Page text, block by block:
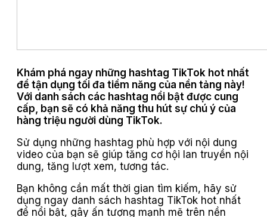
Khám phá ngay những hashtag TikTok hot nhất
để tận dụng tối đa tiềm năng của nền tảng này!
Với danh sách các hashtag nổi bật được cung
cấp, bạn sẽ có khả năng thu hút sự chú ý của
hàng triệu người dùng TikTok.
Sử dụng những hashtag phù hợp với nội dung
video của bạn sẽ giúp tăng cơ hội lan truyền nội
dung, tăng lượt xem, tương tác.
Bạn không cần mất thời gian tìm kiếm, hãy sử
dụng ngay danh sách hashtag TikTok hot nhất
để nổi bật, gây ấn tượng mạnh mẽ trên nền